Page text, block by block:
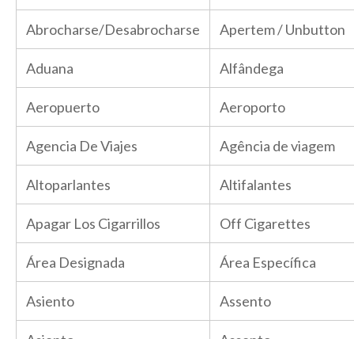
Abrocharse/Desabrocharse Apertem / Unbutton
Aduana Alfândega
Aeropuerto Aeroporto
Agencia De Viajes Agência de viagem
Altoparlantes Altifalantes
Apagar Los Cigarrillos Off Cigarettes
Área Designada Área Específica
Asiento Assento